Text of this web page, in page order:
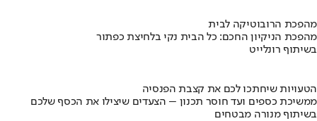
מהפכת הרובוטיקה לבית
מהפכת הניקיון החכם: כל הבית נקי בלחיצת כפתור
בשיתוף רונלייט
הטעויות שיחתכו לכם את קצבת הפנסיה
ממשיכת כספים ועד חוסר תכנון – הצעדים שיצילו את הכסף שלכם
בשיתוף מנורה מבטחים